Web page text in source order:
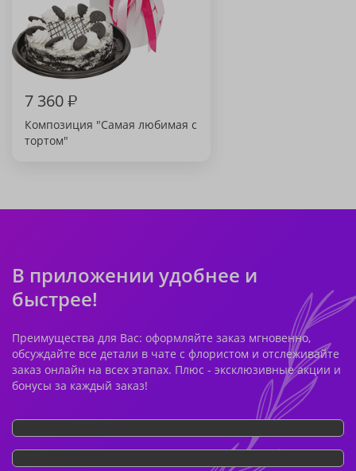
7 360₽
Композиция "Самая любимая с
тортом"
В приложении удобнее и
быстрее!
Преимущества для Вас: оформляйте заказ мгновенно,
обсуждайте все детали в чате с флористом и отслеживайте
заказ онлайн на всех этапах. Плюс - эксклюзивные акции и
бонусы за каждый заказ!